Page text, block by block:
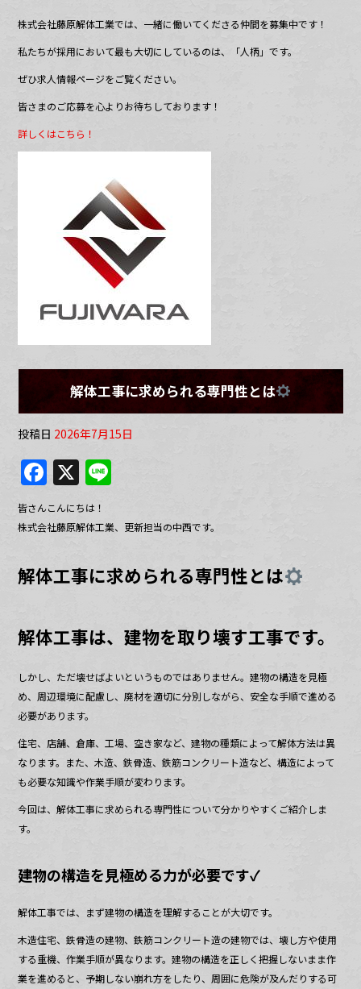
株式会社藤原解体工業では、一緒に働いてくださる仲間を募集中です！
私たちが採用において最も大切にしているのは、「人柄」です。
ぜひ求人情報ページをご覧ください。
皆さまのご応募を心よりお待ちしております！
詳しくはこちら！
解体工事に求められる専門性とは
投稿日 2026年7月15日
F
a
c
b
o
k
X
e
皆さんこんにちは！
株式会社藤原解体工業、更新担当の中西です。
解体工事に求められる専門性とは
解体工事は、建物を取り壊す工事です。
しかし、ただ壊せばよいというものではありません。建物の構造を見極
め、周辺環境に配慮し、廃材を適切に分別しながら、安全な手順で進める
必要があります。
住宅、店舗、倉庫、工場、空き家など、建物の種類によって解体方法は異
なります。また、木造、鉄骨造、鉄筋コンクリート造など、構造によって
も必要な知識や作業手順が変わります。
今回は、解体工事に求められる専門性について分かりやすくご紹介しま
す。
建物の構造を見極める力が必要です✓
解体工事では、まず建物の構造を理解することが大切です。
木造住宅、鉄骨造の建物、鉄筋コンクリート造の建物では、壊し方や使用
する重機、作業手順が異なります。建物の構造を正しく把握しないまま作
業を進めると、予期しない崩れ方をしたり、周囲に危険が及んだりする可